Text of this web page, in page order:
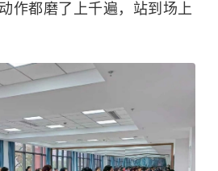
作都磨了上千遍，站到场上